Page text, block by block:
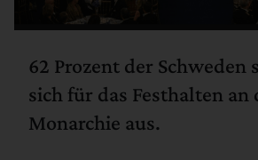
62 Prozent der Schweden
sich für das Festhalten an
Monarchie aus.